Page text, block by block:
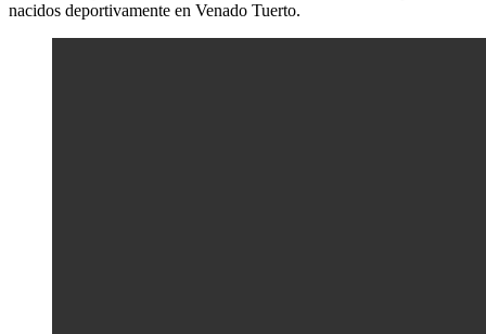
nacidos deportivamente en Venado Tuerto.